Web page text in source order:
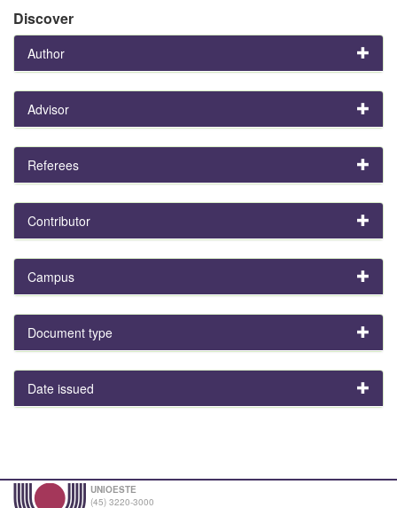
Discover
Author
Advisor
Referees
Contributor
Campus
Document type
Date issued
UNIOESTE
(45) 3220-3000